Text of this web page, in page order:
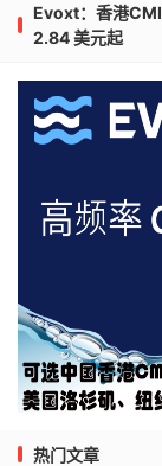
Evoxt：香港
2.84 美元起
热门文章